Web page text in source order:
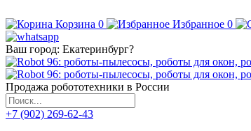
Корзина 0 Избранное 0
Ваш город: Екатеринбург?
Продажа робототехники в России
+7 (902) 269-62-43